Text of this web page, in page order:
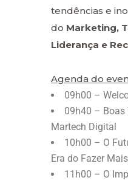
tendências e
do Marketing,
Liderança e
Agenda do
09h00 –
09h40 – Boas
Martech Digital
10h00 – O
Era do Fazer
11h00 – O